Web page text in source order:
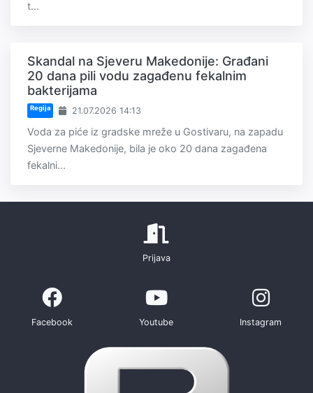
t...
Skandal na Sjeveru Makedonije: Građani
20 dana pili vodu zagađenu fekalnim
bakterijama
Regija 21.07.2026 14:13
Voda za piće iz gradske mreže u Gostivaru, na zapadu
Sjeverne Makedonije, bila je oko 20 dana zagađena
fekalni...
Prijava
Facebook Youtube Instagram